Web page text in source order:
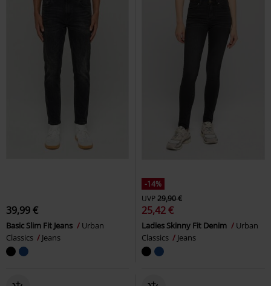
39,99 €
Basic Slim Fit Jeans
Urban
Classics
Jeans
-14%
UVP29,90 €
25,42 €
Ladies Skinny Fit Denim
Urban
Classics
Jeans